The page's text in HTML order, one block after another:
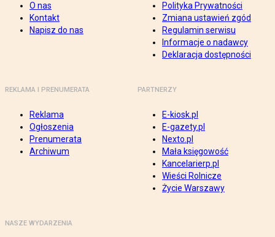
O nas
Kontakt
Napisz do nas
Polityka Prywatności
Zmiana ustawień zgód
Regulamin serwisu
Informacje o nadawcy
Deklaracja dostępności
REKLAMA I PRENUMERATA
Reklama
Ogłoszenia
Prenumerata
Archiwum
PARTNERZY
E-kiosk.pl
E-gazety.pl
Nexto.pl
Mała księgowość
Kancelarierp.pl
Wieści Rolnicze
Życie Warszawy
NASZE WYDARZENIA